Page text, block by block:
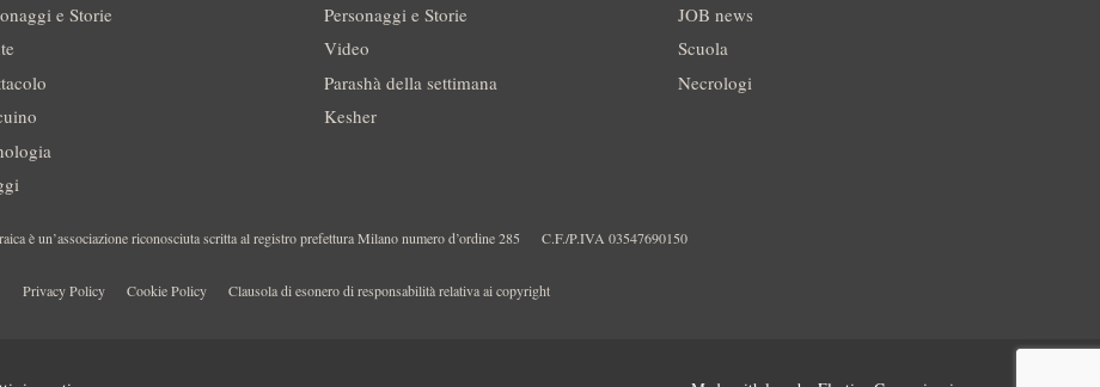
e Storie
Personaggi e Storie
Video
Parashà della settimana
Kesher
JOB news
Scuola
Necrologi
è un’associazione riconosciuta scritta al registro prefettura Milano numero d’ordine 285 C.F./P.IVA 03547690150
Privacy Policy Cookie Policy Clausola di esonero di responsabilità relativa ai copyright